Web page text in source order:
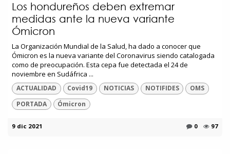
Los hondureños deben extremar
medidas ante la nueva variante
Ómicron
La Organización Mundial de la Salud, ha dado a conocer que
Ómicron es la nueva variante del Coronavirus siendo catalogada
como de preocupación. Esta cepa fue detectada el 24 de
noviembre en Sudáfrica ...
ACTUALIDAD Covid19 NOTICIAS NOTIFIDES
OMS
PORTADA
Ómicron
9 dic 2021 0 97